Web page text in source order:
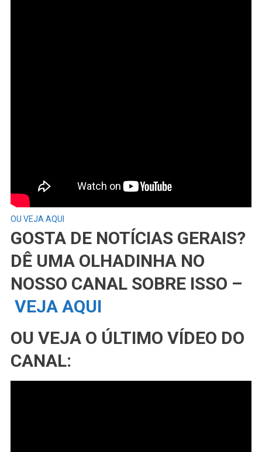
OU VEJA AQUI
GOSTA DE NOTÍCIAS GERAIS?
DÊ UMA OLHADINHA NO
NOSSO CANAL SOBRE ISSO –
VEJA AQUI
OU VEJA O ÚLTIMO VÍDEO DO
CANAL: